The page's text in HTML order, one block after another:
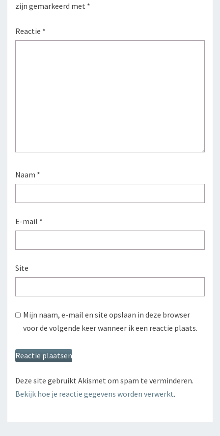
zijn gemarkeerd met *
Reactie *
Naam *
E-mail *
Site
Mijn naam, e-mail en site opslaan in deze browser
voor de volgende keer wanneer ik een reactie plaats.
Deze site gebruikt Akismet om spam te verminderen.
Bekijk hoe je reactie gegevens worden verwerkt.